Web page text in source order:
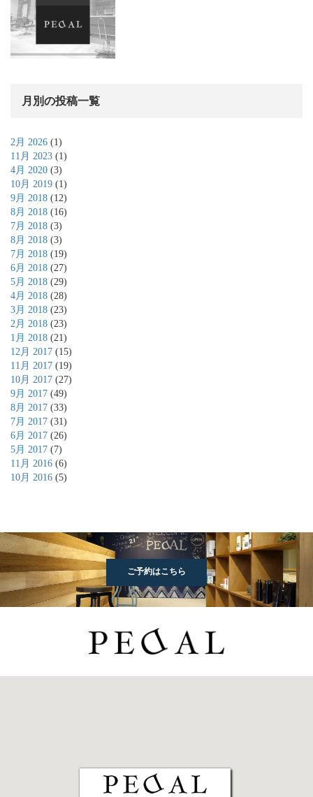
月別の投稿一覧
2月 2026 (1)
11月 2023 (1)
4月 2020 (3)
10月 2019 (1)
9月 2018 (12)
8月 2018 (16)
7月 2018 (3)
8月 2018 (3)
7月 2018 (19)
6月 2018 (27)
5月 2018 (29)
4月 2018 (28)
3月 2018 (23)
2月 2018 (23)
1月 2018 (21)
12月 2017 (15)
11月 2017 (19)
10月 2017 (27)
9月 2017 (49)
8月 2017 (33)
7月 2017 (31)
6月 2017 (26)
5月 2017 (7)
11月 2016 (6)
10月 2016 (5)
ご予約はこちら